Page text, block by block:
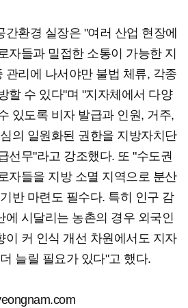
환경 실장은 "여러 산업 현장에
자들과 밀접한 소통이 가능한 지
관리에 나서야만 불법 체류, 각종
할 수 있다"며 "지자체에서 다양
있도록 비자 발급과 인원, 거주,
의 일원화된 권한을 지방자치단
선무"라고 강조했다. 또 "수도권
자들을 지방 소멸 지역으로 분산
반 마련도 필수다. 특히 인구 감
에 시달리는 농촌의 경우 외국인
이 커 인식 개선 차원에서도 지자
늘릴 필요가 있다"고 했다.